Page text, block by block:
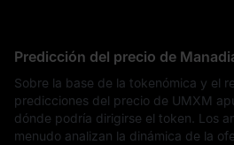
Predicción del precio de
Sobre la base de la tokenómica y el
predicciones del precio de UMXM
dónde podría dirigirse el token. Los
menudo analizan la dinámica de la